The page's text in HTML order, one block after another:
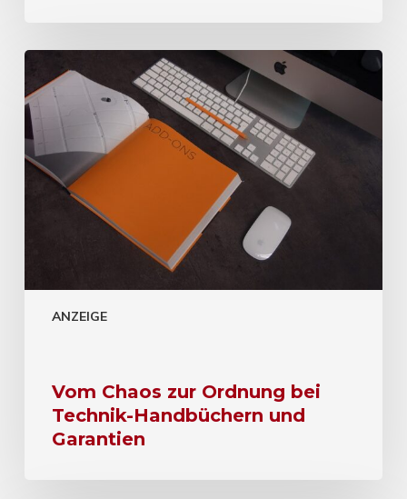
ANZEIGE
Vom Chaos zur Ordnung bei
Technik-Handbüchern und
Garantien